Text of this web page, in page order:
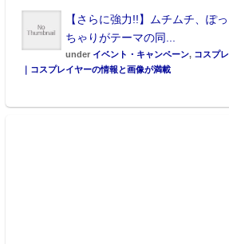
【さらに強力!!】ムチムチ、ぽっ
ちゃりがテーマの同...
under イベント・キャンペーン, コスプレ
｜コスプレイヤーの情報と画像が満載